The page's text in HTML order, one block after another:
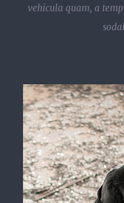
vehicula quam, a